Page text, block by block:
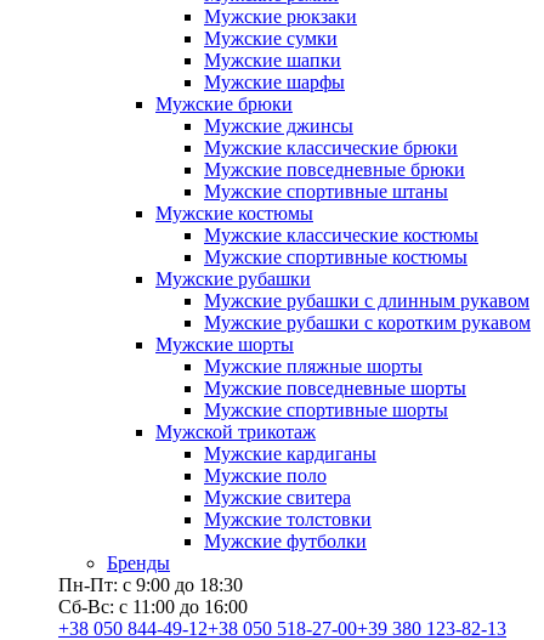
Мужские рюкзаки
Мужские сумки
Мужские шапки
Мужские шарфы
Мужские брюки
Мужские джинсы
Мужские классические брюки
Мужские повседневные брюки
Мужские спортивные штаны
Мужские костюмы
Мужские классические костюмы
Мужские спортивные костюмы
Мужские рубашки
Мужские рубашки с длинным рукавом
Мужские рубашки с коротким рукавом
Мужские шорты
Мужские пляжные шорты
Мужские повседневные шорты
Мужские спортивные шорты
Мужской трикотаж
Мужские кардиганы
Мужские поло
Мужские свитера
Мужские толстовки
Мужские футболки
Бренды
Пн-Пт: с 9:00 до 18:30
Сб-Вс: с 11:00 до 16:00
+38 050 844-49-12+38 050 518-27-00+39 380 123-82-13